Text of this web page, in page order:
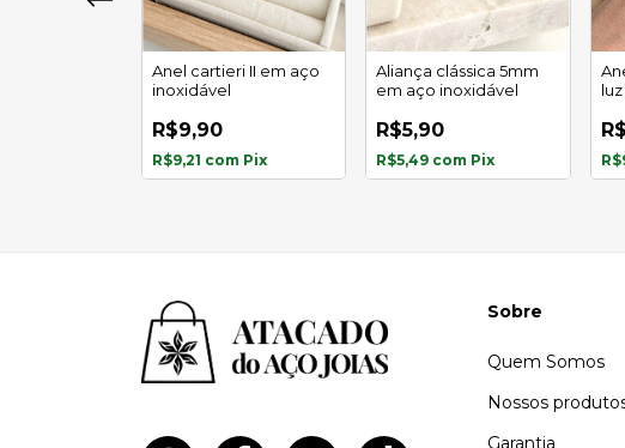
Anel cartieri II em aço
inoxidável
R$9,90
R$9,21 com Pix
Aliança clássica 5mm
em aço inoxidável
R$5,90
R$5,49 com Pix
Sobre
Quem Somos
Nossos
Garantia